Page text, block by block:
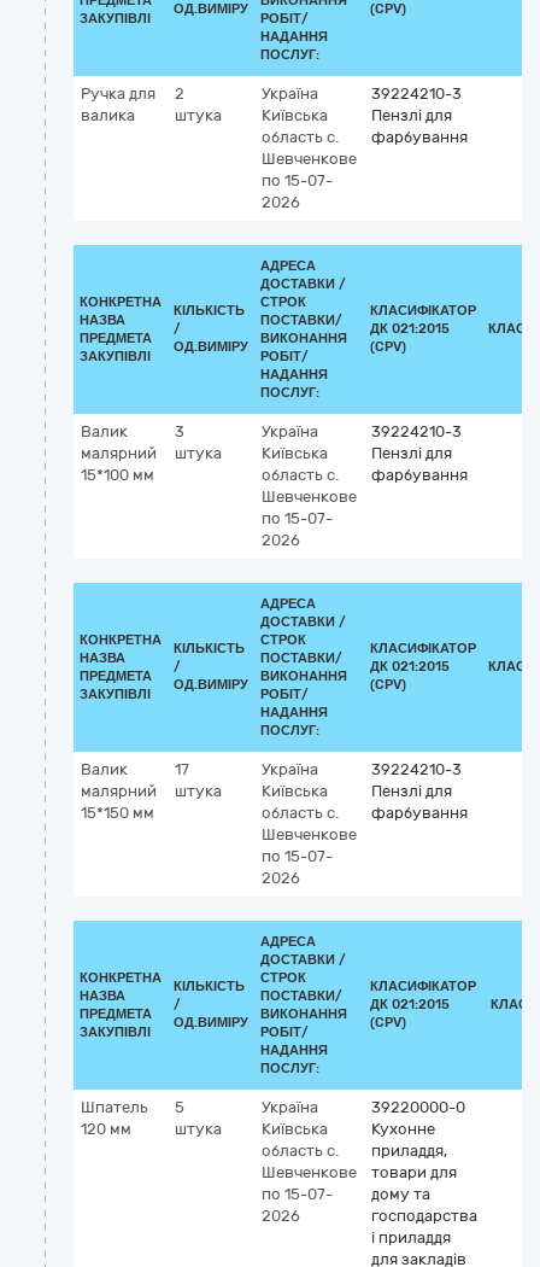
ЗАКУПІВЛІ
ОД.ВИМІРУ
РОБІТ/
НАДАННЯ
ПОСЛУГ:
(CPV)
Ручка для
валика
2
штука
Україна
Київська
область с.
Шевченкове
по 15-07-
2026
39224210-3
Пензлі для
фарбування
КОНКРЕТНА
НАЗВА
ПРЕДМЕТА
ЗАКУПІВЛІ
КІЛЬКІСТЬ
/
ОД.ВИМІРУ
АДРЕСА
ДОСТАВКИ /
СТРОК
ПОСТАВКИ/
ВИКОНАННЯ
РОБІТ/
НАДАННЯ
ПОСЛУГ:
КЛАСИФІКАТОР
ДК 021:2015
(CPV)
Валик
малярний
15*100 мм
3
штука
Україна
Київська
область с.
Шевченкове
по 15-07-
2026
39224210-3
Пензлі для
фарбування
КОНКРЕТНА
НАЗВА
ПРЕДМЕТА
ЗАКУПІВЛІ
КІЛЬКІСТЬ
/
ОД.ВИМІРУ
АДРЕСА
ДОСТАВКИ /
СТРОК
ПОСТАВКИ/
ВИКОНАННЯ
РОБІТ/
НАДАННЯ
ПОСЛУГ:
КЛАСИФІКАТОР
ДК 021:2015
(CPV)
Валик
малярний
15*150 мм
17
штука
Україна
Київська
область с.
Шевченкове
по 15-07-
2026
39224210-3
Пензлі для
фарбування
КОНКРЕТНА
НАЗВА
ПРЕДМЕТА
ЗАКУПІВЛІ
КІЛЬКІСТЬ
/
ОД.ВИМІРУ
АДРЕСА
ДОСТАВКИ /
СТРОК
ПОСТАВКИ/
ВИКОНАННЯ
РОБІТ/
НАДАННЯ
ПОСЛУГ:
КЛАСИФІКАТОР
ДК 021:2015
(CPV)
Шпатель
120 мм
5
штука
Україна
Київська
область с.
Шевченкове
по 15-07-
2026
39220000-0
Кухонне
приладдя,
товари для
дому та
господарства
і приладдя
для закладів